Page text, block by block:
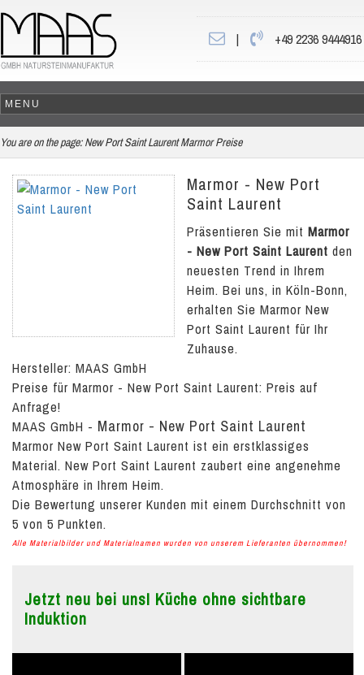
| +49 2236 9444916
You are on the page: New Port Saint Laurent Marmor Preise
Marmor - New Port
Saint Laurent
Präsentieren Sie mit Marmor
- New Port Saint Laurent den
neuesten Trend in Ihrem
Heim. Bei uns, in Köln-Bonn,
erhalten Sie Marmor New
Port Saint Laurent für Ihr
Zuhause.
Hersteller: MAAS GmbH
Preise für Marmor - New Port Saint Laurent: Preis auf
Anfrage!
MAAS GmbH - Marmor - New Port Saint Laurent
Marmor New Port Saint Laurent ist ein erstklassiges
Material. New Port Saint Laurent zaubert eine angenehme
Atmosphäre in Ihrem Heim.
Die Bewertung unserer Kunden mit einem Durchschnitt von
5 von 5 Punkten.
Alle Materialbilder und Materialnamen wurden von unserem Lieferanten übernommen!
Jetzt neu bei uns! Küche ohne sichtbare
Induktion